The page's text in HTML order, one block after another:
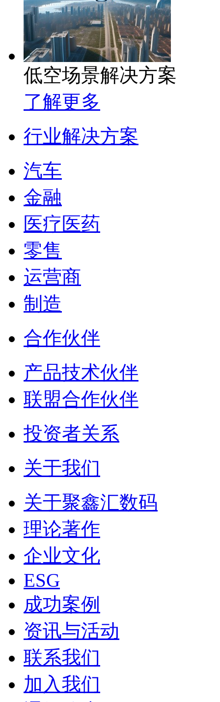
低空场景解决方案
了解更多
行业解决方案
汽车
金融
医疗医药
零售
运营商
制造
合作伙伴
产品技术伙伴
联盟合作伙伴
投资者关系
关于我们
关于聚鑫汇数码
理论著作
企业文化
ESG
成功案例
资讯与活动
联系我们
加入我们